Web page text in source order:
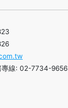
專線: 02-7734-9656